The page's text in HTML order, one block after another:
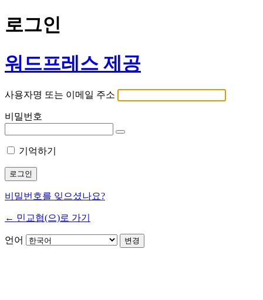
로그인
워드프레스 제공
사용자명 또는 이메일 주소
비밀번호
기억하기
비밀번호를 잊으셨나요?
← 민교협(으)로 가기
언어